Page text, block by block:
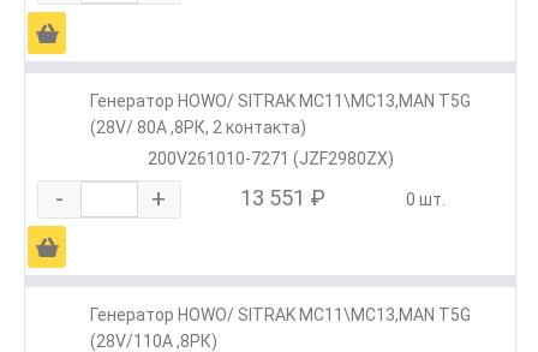
Ä
Генератор HOWO/ SITRAK МС11\МС13,MAN T5G
(28V/ 80А ,8РК, 2 контакта)
200V261010-7271 (JZF2980ZX)
- + 13 551 ₽ 0 шт.
Ä
Генератор HOWO/ SITRAK МС11\МС13,MAN T5G
(28V/110А ,8РК)